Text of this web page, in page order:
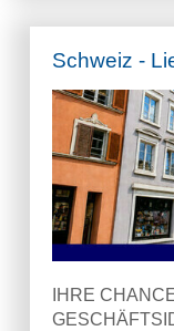
Schweiz -
IHRE